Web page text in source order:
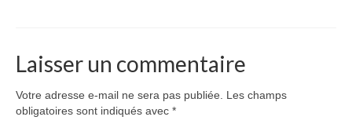
Laisser un commentaire
Votre adresse e-mail ne sera pas publiée.
Les champs
obligatoires sont indiqués avec *